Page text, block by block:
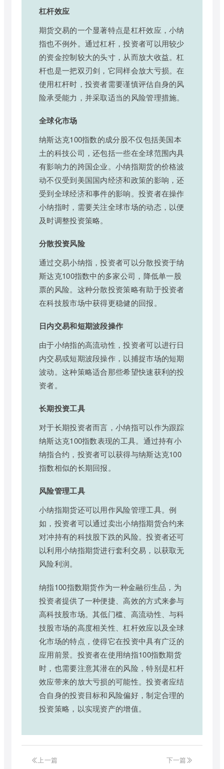
杠杆效应
期货交易的一个显著特点是杠杆效应，小纳
指也不例外。通过杠杆，投资者可以用较少
的资金控制较大的头寸，从而放大收益。杠
杆也是一把双刃剑，它同样会放大亏损。在
使用杠杆时，投资者需要谨慎评估自身的风
险承受能力，并采取适当的风险管理措施。
全球化市场
纳斯达克100指数的成分股不仅包括美国本
土的科技公司，还包括一些在全球范围内具
有影响力的跨国企业。小纳指期货的价格波
动不仅受到美国国内经济和政策的影响，还
受到全球经济和事件的影响。投资者在操作
小纳指时，需要关注全球市场的动态，以便
及时调整投资策略。
分散投资风险
通过交易小纳指，投资者可以分散投资于纳
斯达克100指数中的多家公司，降低单一股
票的风险。这种分散投资策略有助于投资者
在科技股市场中获得更稳健的回报。
日内交易和短期波段操作
由于小纳指的高流动性，投资者可以进行日
内交易或短期波段操作，以捕捉市场的短期
波动。这种策略适合那些希望快速获利的投
资者。
长期投资工具
对于长期投资者而言，小纳指可以作为跟踪
纳斯达克100指数表现的工具。通过持有小
纳指合约，投资者可以获得与纳斯达克100
指数相似的长期回报。
风险管理工具
小纳指期货还可以用作风险管理工具。例
如，投资者可以通过卖出小纳指期货合约来
对冲持有的科技股下跌的风险。投资者还可
以利用小纳指期货进行套利交易，以获取无
风险利润。
纳指100指数期货作为一种金融衍生品，为
投资者提供了一种便捷、高效的方式来参与
高科技股市场。其低门槛、高流动性、与科
技股市场的高度相关性、杠杆效应以及全球
化市场的特点，使得它在投资中具有广泛的
应用前景。投资者在使用纳指100指数期货
时，也需要注意其潜在的风险，特别是杠杆
效应带来的放大亏损的可能性。投资者应结
合自身的投资目标和风险偏好，制定合理的
投资策略，以实现资产的增值。
上一篇 下一篇